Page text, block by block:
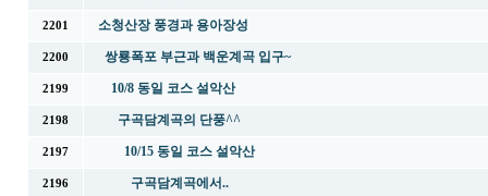
2201 소청산장 풍경과 용아장성
2200 쌍룡폭포 부근과 백운계곡 입구~
2199 10/8 동일 코스 설악산
2198 구곡담계곡의 단풍^^
2197 10/15 동일 코스 설악산
2196 구곡담계곡에서..